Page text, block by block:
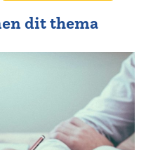
dit thema